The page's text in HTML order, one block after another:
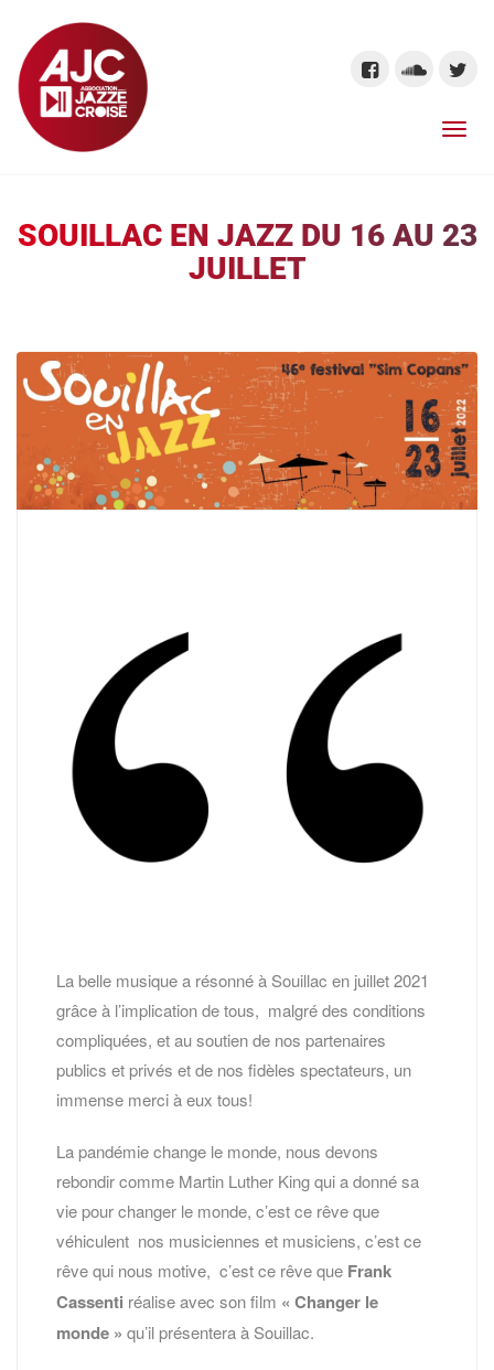
SOUILLAC EN JAZZ DU 16 AU 23
JUILLET
La belle musique a résonné à Souillac en juillet 2021
grâce à l’implication de tous, malgré des conditions
compliquées, et au soutien de nos partenaires
publics et privés et de nos fidèles spectateurs, un
immense merci à eux tous!
La pandémie change le monde, nous devons
rebondir comme Martin Luther King qui a donné sa
vie pour changer le monde, c’est ce rêve que
véhiculent nos musiciennes et musiciens, c’est ce
rêve qui nous motive, c’est ce rêve que Frank
Cassenti réalise avec son film « Changer le
monde » qu’il présentera à Souillac.